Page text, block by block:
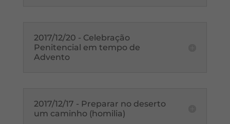
2017/12/20 - Celebração
Penitencial em tempo de
Advento
2017/12/17 - Preparar no deserto
um caminho (homilia)